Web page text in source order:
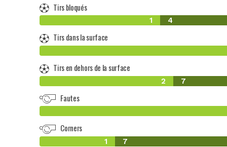
Tirs bloqués
1 4
Tirs dans la surface
Tirs en dehors de la surface
2 7
Fautes
Corners
1 7